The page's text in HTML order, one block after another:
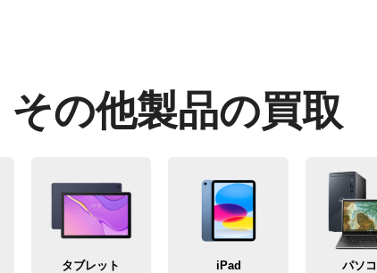
その他製品の買取
タブレット iPad パソ